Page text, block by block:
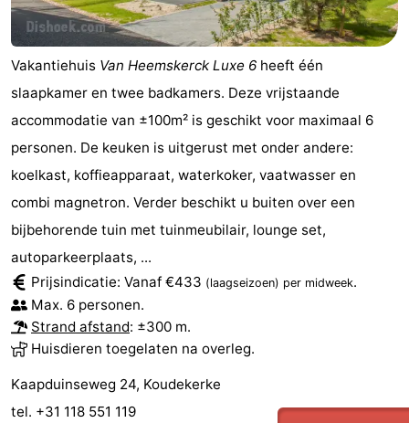
Vakantiehuis Van Heemskerck Luxe 6 heeft één
slaapkamer en twee badkamers. Deze vrijstaande
accommodatie van ±100m² is geschikt voor maximaal 6
personen. De keuken is uitgerust met onder andere:
koelkast, koffieapparaat, waterkoker, vaatwasser en
combi magnetron. Verder beschikt u buiten over een
bijbehorende tuin met tuinmeubilair, lounge set,
autoparkeerplaats, ...
Prijsindicatie: Vanaf €433 (laagseizoen) per midweek.
Max. 6 personen.
Strand afstand: ±300 m.
Huisdieren toegelaten na overleg.
Kaapduinseweg 24, Koudekerke
tel. +31 118 551 119